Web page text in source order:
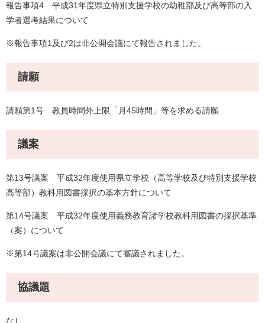
報告事項4 平成31年度県立特別支援学校の幼稚部及び高等部の入
学者選考結果について
※報告事項1及び2は非公開会議にて報告されました。
請願
請願第1号 教員時間外上限「月45時間」等を求める請願
議案
第13号議案 平成32年度使用県立学校（高等学校及び特別支援学校
高等部）教科用図書採択の基本方針について
第14号議案 平成32年度使用義務教育諸学校教科用図書の採択基準
（案）について
※第14号議案は非公開会議にて審議されました。
協議題
なし